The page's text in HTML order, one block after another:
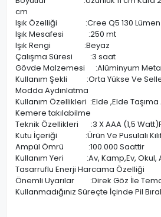
cm
Işık Özelliği :Cree Q5 130 Lümen
Işık Mesafesi :250 mt
Işık Rengi :Beyaz
Çalışma Süresi :3 saat
Gövde Malzemesi :Alüminyum
Kullanım Şekli :Orta Yükse Ve
Modda Aydınlatma
Kullanım Özellikleri :Elde ,Elde Taşıma
Kemere takılabilme
Teknik Özellikleri :3 X AAA (1,5
Kutu İçeriği :Ürün Ve Pusulalı
Ampül Ömrü :100.000 Saattir
Kullanım Yeri :Av, Kamp,Ev, Okul,
Tasarruflu Enerji Harcama Özelliği
Önemli Uyarılar :Direk Göz İle
Kullanmadığınız Süreçte İçinde Pil